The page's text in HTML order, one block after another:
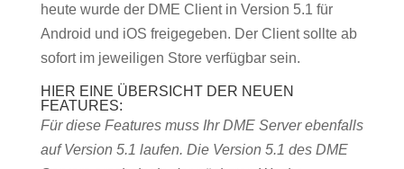
heute wurde der DME Client in Version 5.1 für
Android und iOS freigegeben. Der Client sollte ab
sofort im jeweiligen Store verfügbar sein.
HIER EINE ÜBERSICHT DER NEUEN
FEATURES:
Für diese Features muss Ihr DME Server ebenfalls
auf Version 5.1 laufen. Die Version 5.1 des DME